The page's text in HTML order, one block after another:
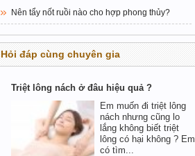
Nên tẩy nốt ruồi nào cho hợp phong thủy?
Hỏi đáp cùng chuyên gia
Triệt lông nách ở đâu hiệu quả ?
Em muốn đi triệt lông
nách nhưng cũng lo
lắng không biết triệt
lông có hại không ? Em
có tìm...